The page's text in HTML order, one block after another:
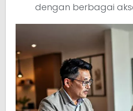
dengan berbagai